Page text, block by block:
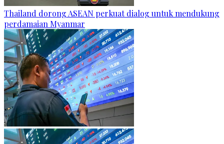
Thailand dorong ASEAN perkuat dialog untuk mendukung
perdamaian Myanmar